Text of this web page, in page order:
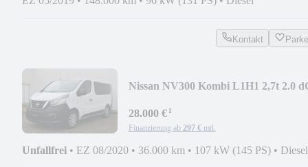
Kontakt
Nissan NV300 Kombi L1H1 2,7t 2.0
28.000 €¹
Finanzierung ab 297 € mtl.
Unfallfrei • EZ 08/2020 • 36.000 km • 107 kW (145 PS) • Diesel